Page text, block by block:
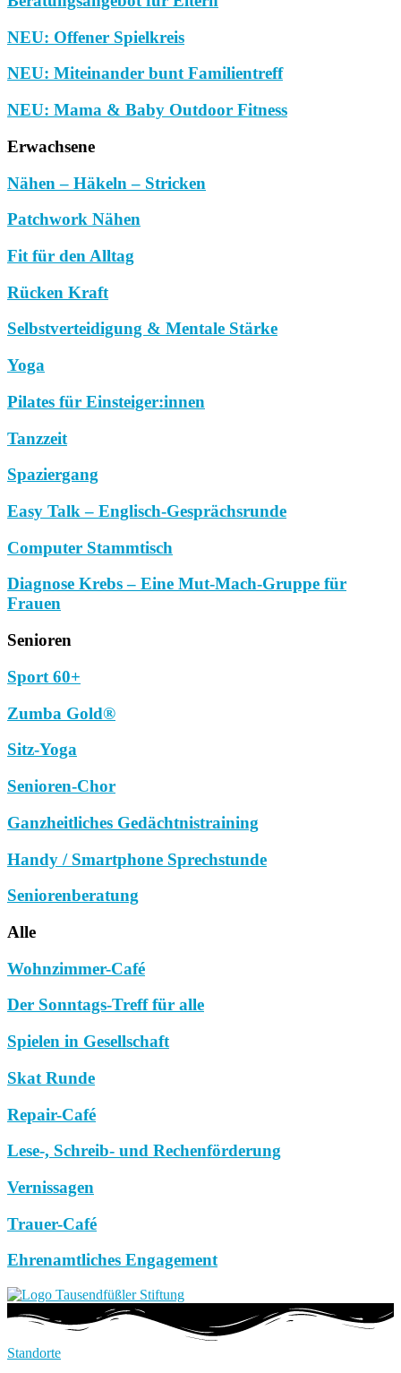
NEU: Offener Spielkreis
NEU: Miteinander bunt Familientreff
NEU: Mama & Baby Outdoor Fitness
Erwachsene
Nähen – Häkeln – Stricken
Patchwork Nähen
Fit für den Alltag
Rücken Kraft
Selbstverteidigung & Mentale Stärke
Yoga
Pilates für Einsteiger:innen
Tanzzeit
Spaziergang
Easy Talk – Englisch-Gesprächsrunde
Computer Stammtisch
Diagnose Krebs – Eine Mut-Mach-Gruppe für
Frauen
Senioren
Sport 60+
Zumba Gold®
Sitz-Yoga
Senioren-Chor
Ganzheitliches Gedächtnistraining
Handy / Smartphone Sprechstunde
Seniorenberatung
Alle
Wohnzimmer-Café
Der Sonntags-Treff für alle
Spielen in Gesellschaft
Skat Runde
Repair-Café
Lese-, Schreib- und Rechenförderung
Vernissagen
Trauer-Café
Ehrenamtliches Engagement
Standorte